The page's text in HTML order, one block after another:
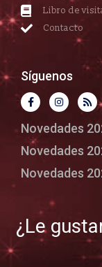
Libro de
Contacto
Síguenos
Novedades
Novedades
Novedades
¿Le